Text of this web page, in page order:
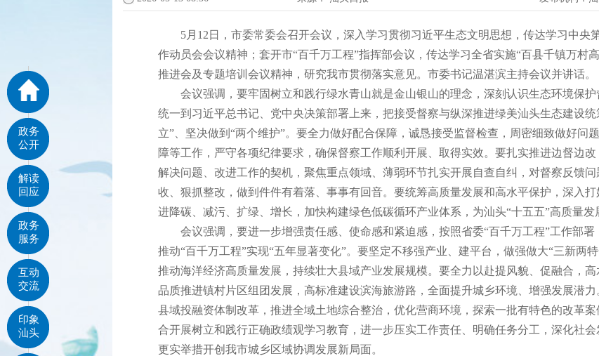
5月12日，市委常委会召开会议，深入学习贯彻习近平生态文明思想，传达学习中央
作动员会会议精神；套开市“百千万工程”指挥部会议，传达学习全省实施“百县千镇万村
推进会及专题培训会议精神，研究我市贯彻落实意见。市委书记温湛滨主持会议并讲话。
会议强调，要牢固树立和践行绿水青山就是金山银山的理念，深刻认识生态环境保护
统一到习近平总书记、党中央决策部署上来，把接受督察与纵深推进绿美汕头生态建设
立”、坚决做到“两个维护”。要全力做好配合保障，诚恳接受监督检查，周密细致做好问
障等工作，严守各项纪律要求，确保督察工作顺利开展、取得实效。要扎实推进边督边改
解决问题、改进工作的契机，聚焦重点领域、薄弱环节扎实开展自查自纠，对督察反馈
收、狠抓整改，做到件件有着落、事事有回音。要统筹高质量发展和高水平保护，深入
进降碳、减污、扩绿、增长，加快构建绿色低碳循环产业体系，为汕头“十五五”高质量发
会议强调，要进一步增强责任感、使命感和紧迫感，按照省委“百千万工程”工作部署
推动“百千万工程”实现“五年显著变化”。要坚定不移强产业、建平台，做强做大“三新两
推动海洋经济高质量发展，持续壮大县域产业发展规模。要全力以赴提风貌、促融合，
品质推进镇村片区组团发展，高标准建设滨海旅游路，全面提升城乡环境、增强发展潜
县域投融资体制改革，推进全域土地综合整治，优化营商环境，探索一批有特色的改革
合开展树立和践行正确政绩观学习教育，进一步压实工作责任、明确任务分工，深化社会
更实举措开创我市城乡区域协调发展新局面。
政务
公开
解读
回应
政务
服务
互动
交流
印象
汕头